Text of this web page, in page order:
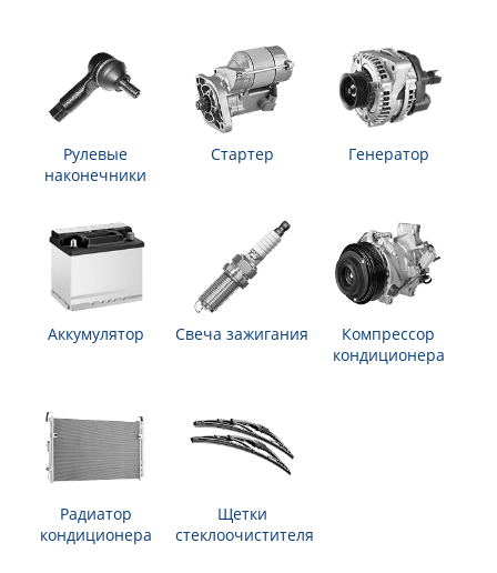
Рулевые
наконечники
Стартер Генератор
Аккумулятор Свеча зажигания
Компрессор
кондиционера
Радиатор
кондиционера
Щетки
стеклоочистителя